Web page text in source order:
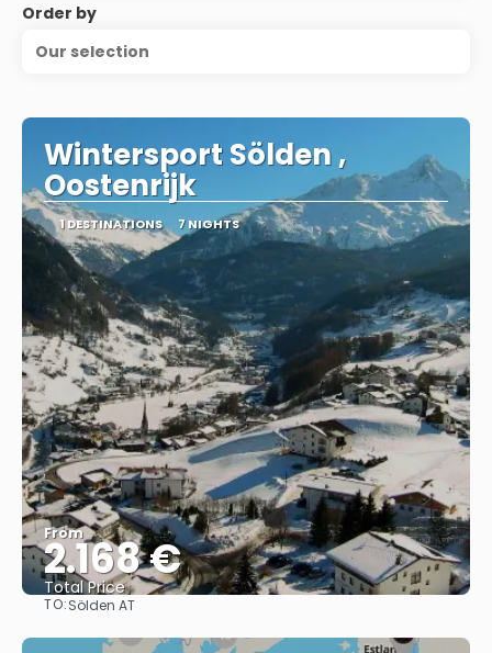
Order by
Our selection
Wintersport Sölden ,
Oostenrijk
1 DESTINATIONS 7 NIGHTS
From
2.168 €
Total Price
TO:Sölden AT